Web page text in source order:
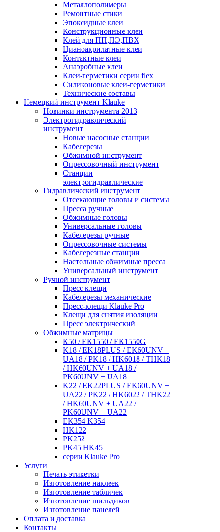
Металлополимеры
Ремонтные стики
Эпоксидные клеи
Конструкционные клеи
Клей для ПП,ПЭ,ПВХ
Цианоакрилатные клеи
Контактные клеи
Анаэробные клеи
Клеи-герметики серии flex
Силиконовые клеи-герметики
Технические составы
Немецкий инструмент Klauke
Новинки инструмента 2013
Электрогидравлический
инструмент
Новые насосные станции
Кабелерезы
Обжимной инструмент
Опрессовочный инструмент
Станции
электрогидравлические
Гидравлический инструмент
Отсекающие головы и системы
Пресса ручные
Обжимные головы
Универсальные головы
Кабелерезы ручные
Опрессовочные системы
Кабелерезные станции
Настольные обжимные пресса
Универсальный инструмент
Ручной инструмент
Пресс клещи
Кабелерезы механические
Пресс-клещи Klauke Pro
Клещи для снятия изоляции
Пресс электрический
Обжимные матрицы
К50 / ЕК1550 / ЕК1550G
K18 / EK18PLUS / EK60UNV +
UA18 / PK18 / HK6018 / THK18
/ HK60UNV + UA18 /
PK60UNV + UA18
K22 / EK22PLUS / EK60UNV +
UA22 / PK22 / HK6022 / THK22
/ HK60UNV + UA22 /
PK60UNV + UA22
EK354 K354
HK122
PK252
PK45 HK45
серии Klauke Pro
Услуги
Печать этикетки
Изготовление наклеек
Изготовление табличек
Изготовление шильдиков
Изготовление панелей
Оплата и доставка
Контакты